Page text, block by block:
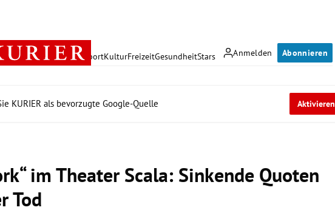
Anmelden Abonnieren
PolitikWirtschaft SportKulturFreizeitGesundheitStars
KURIER als bevorzugte Google-Quelle Aktivieren
im Theater Scala: Sinkende Quoten
Tod